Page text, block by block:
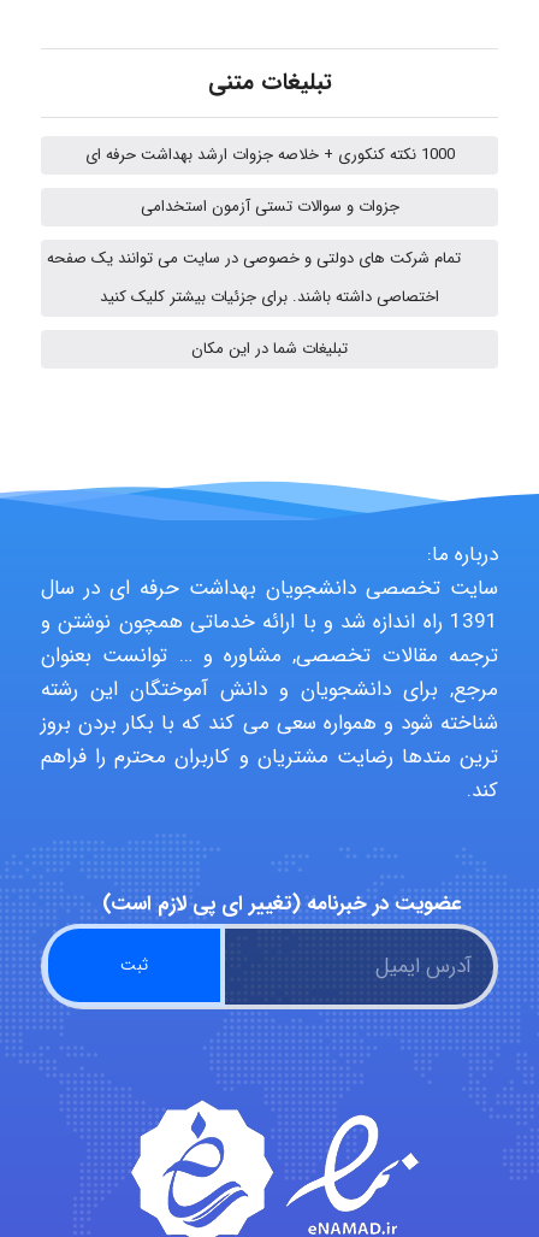
aghajari vahid
HaddadiMahsa
USER124
malekf
abolfazlkoshehe
A.balandeh
fatima
Jafar Tym
تبلیغات متنی
1000 نکته کنکوری + خلاصه جزوات ارشد بهداشت حرفه ای
جزوات و سوالات تستی آزمون استخدامی
تمام شرکت های دولتی و خصوصی در سایت می توانند یک صفحه
اختصاصی داشته باشند. برای جزئیات بیشتر کلیک کنید
تبلیغات شما در این مکان
درباره ما:
سایت تخصصی دانشجویان بهداشت حرفه ای در سال
1391 راه اندازه شد و با ارائه خدماتی همچون نوشتن و
ترجمه مقالات تخصصی, مشاوره و … توانست بعنوان
مرجع, برای دانشجویان و دانش آموختگان این رشته
شناخته شود و همواره سعی می کند که با بکار بردن بروز
ترین متدها رضایت مشتریان و کاربران محترم را فراهم
کند.
عضویت در خبرنامه (تغییر ای پی لازم است)